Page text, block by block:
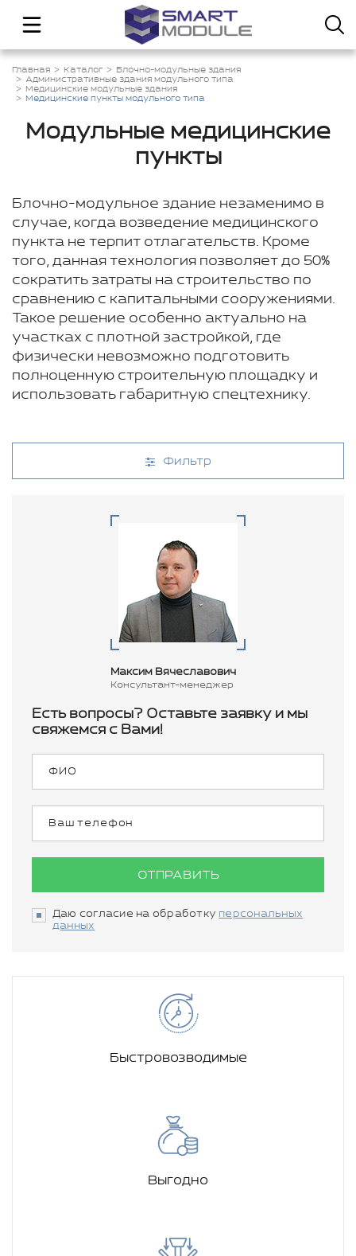
Главная Каталог
Блочно-модульные здания
Административные здания модульного типа
Медицинские модульные здания
Медицинские пункты модульного типа
Модульные медицинские
пункты
Блочно-модульное здание незаменимо в
случае, когда возведение медицинского
пункта не терпит отлагательств. Кроме
того, данная технология позволяет до 50%
сократить затраты на строительство по
сравнению с капитальными сооружениями.
Такое решение особенно актуально на
участках с плотной застройкой, где
физически невозможно подготовить
полноценную строительную площадку и
использовать габаритную спецтехнику.
Фильтр
Максим Вячеславович
Консультант-менеджер
Есть вопросы? Оставьте заявку и мы
свяжемся с Вами!
ОТПРАВИТЬ
Даю согласие на обработку персональных
данных
Быстровозводимые
Выгодно